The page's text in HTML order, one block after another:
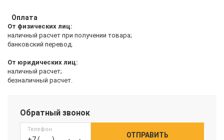
Оплата
От физических лиц:
наличный расчет при получении товара;
банковский перевод.
От юридических лиц:
наличный расчет;
безналичный расчет.
Обратный звонок
Телефон
ОТПРАВИТЬ